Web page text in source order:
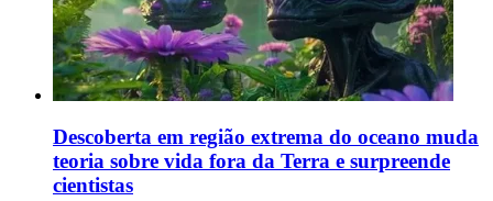
Descoberta em região extrema do oceano muda
teoria sobre vida fora da Terra e surpreende
cientistas